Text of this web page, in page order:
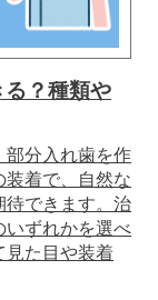
？種類や
部分入れ歯を作
装着で、自然な
待できます。治
いずれかを選べ
見た目や装着